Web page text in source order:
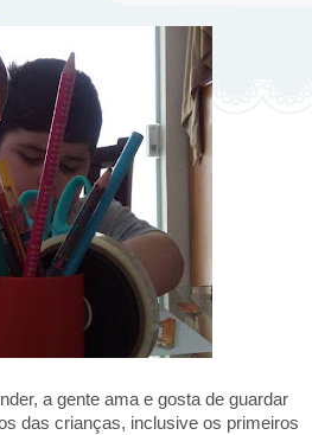
a gente ama e gosta de guardar
das crianças, inclusive os primeiros